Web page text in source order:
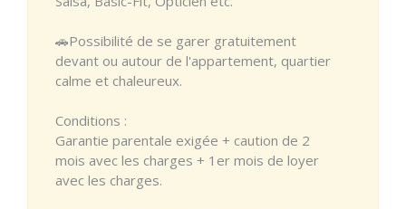
🚗Possibilité de se garer gratuitement
devant ou autour de l'appartement, quartier
calme et chaleureux.
Conditions :
Garantie parentale exigée + caution de 2
mois avec les charges + 1er mois de loyer
avec les charges.